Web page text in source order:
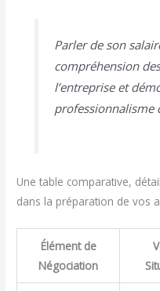
Parler de son
compréhension
l’entreprise et
professionnalisme
Une table comparative,
dans la préparation de vos
Élément de
Négociation